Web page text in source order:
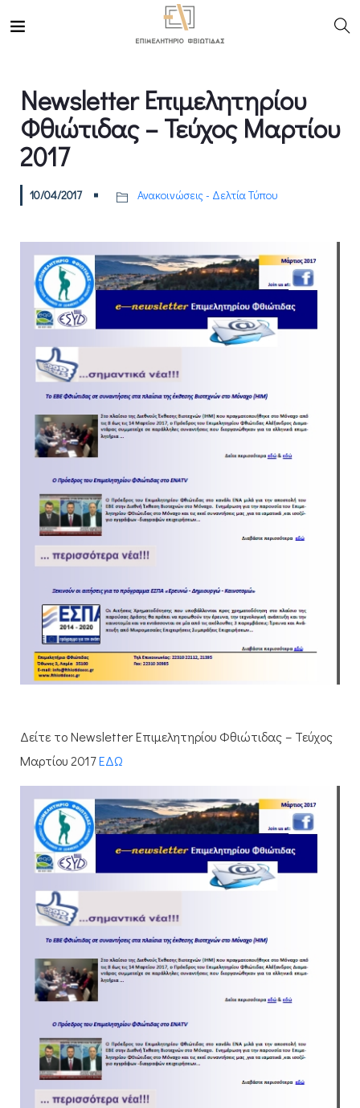
Newsletter Επιμελητηρίου
Φθιώτιδας – Τεύχος Μαρτίου
2017
10/04/2017 Ανακοινώσεις - Δελτία Τύπου
Δείτε το Newsletter Επιμελητηρίου Φθιώτιδας – Τεύχος
Μαρτίου 2017ΕΔΩ